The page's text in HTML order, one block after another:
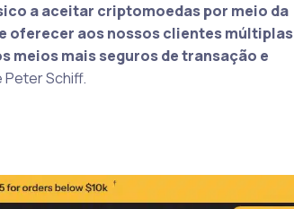
a aceitar criptomoedas por meio da
oferecer aos nossos clientes múltiplas
meios mais seguros de transação e
Peter Schiff.